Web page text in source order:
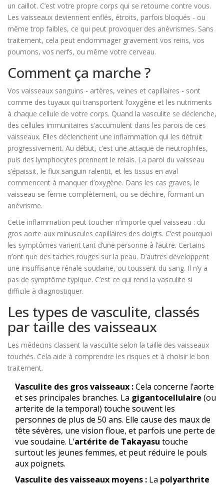
un caillot. C’est votre propre corps qui se retourne contre vous.
Les vaisseaux deviennent enflés, étroits, parfois bloqués - ou
même trop faibles, ce qui peut provoquer des anévrismes. Sans
traitement, cela peut endommager gravement vos reins, vos
poumons, vos nerfs, ou même votre cerveau.
Comment ça marche ?
Vos vaisseaux sanguins - artères, veines et capillaires - sont
comme des tuyaux qui transportent l’oxygène et les nutriments
à chaque cellule de votre corps. Quand la vasculite se déclenche,
des cellules immunitaires s’accumulent dans les parois de ces
vaisseaux. Elles déclenchent une inflammation qui les détruit
progressivement. Au début, c’est une attaque de neutrophiles,
puis des lymphocytes prennent le relais. La paroi du vaisseau
s’épaissit, le flux sanguin ralentit, et les tissus en aval
commencent à manquer d’oxygène. Dans les cas graves, le
vaisseau se ferme complètement, ou se déchire, formant un
anévrisme.
Cette inflammation peut toucher n’importe quel vaisseau : du
gros aorte aux minuscules capillaires des doigts. C’est pourquoi
les symptômes varient tant d’une personne à l’autre. Certains
n’ont que des taches rouges sur la peau. D’autres développent
une insuffisance rénale soudaine, ou toussent du sang. Il n’y a
pas de symptôme typique. C’est ce qui rend la vasculite si
difficile à diagnostiquer.
Les types de vasculite, classés
par taille des vaisseaux
Les médecins classent la vasculite selon la taille des vaisseaux
touchés. Cela aide à comprendre les risques et à choisir le bon
traitement.
Vasculite des gros vaisseaux :Cela concerne l’aorte
et ses principales branches. La gigantocellulaire (ou
arterite de la temporal) touche souvent les
personnes de plus de 50 ans. Elle cause des maux de
tête sévères, une vision floue, et parfois une perte de
vue soudaine. L’artérite de Takayasu touche
surtout les jeunes femmes, et peut réduire le pouls
aux poignets.
Vasculite des vaisseaux moyens : La polyarthrite